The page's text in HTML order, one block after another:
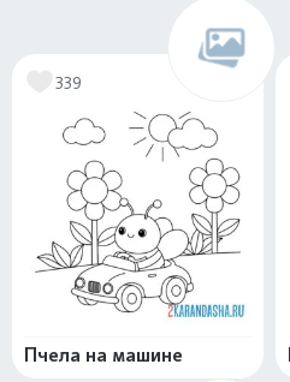
339
Пчела на машине